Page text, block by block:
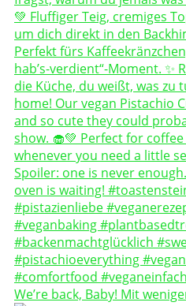
We’re back, Baby! Mit